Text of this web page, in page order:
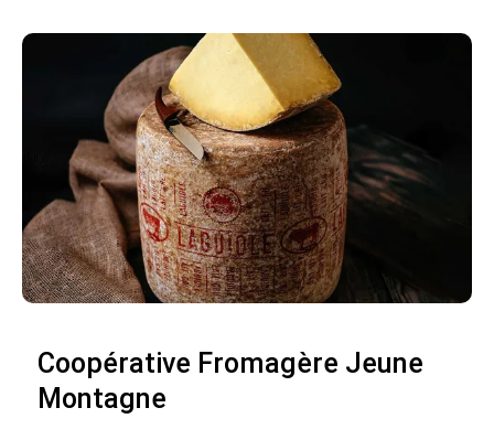
Coopérative Fromagère Jeune
Montagne